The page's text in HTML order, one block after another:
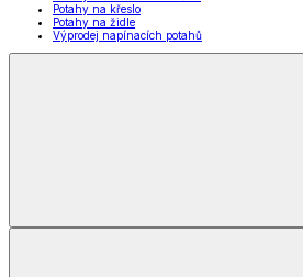
Potahy na křeslo
Potahy na židle
Výprodej napínacích potahů